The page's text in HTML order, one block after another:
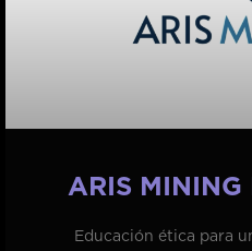
ARIS
Educación ética para